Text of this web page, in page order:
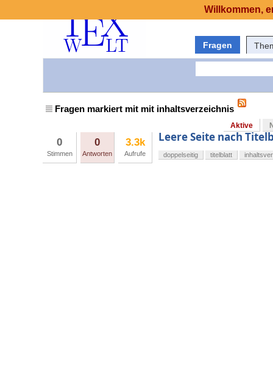
Fragen
Fragen markiert mit mit inhaltsverzeichnis
Aktive
0
Stimmen
0
Antworten
3.3k
Aufrufe
Leere Seite nach
doppelseitig titelblatt
Willkommen,